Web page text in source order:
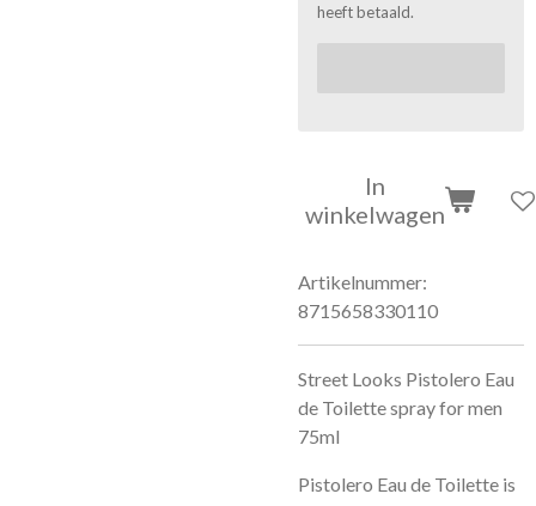
heeft betaald.
In
winkelwagen
Artikelnummer:
8715658330110
Street Looks Pistolero Eau
de Toilette spray for men
75ml
Pistolero Eau de Toilette is